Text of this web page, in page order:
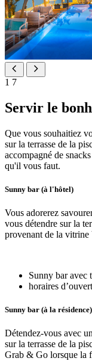
1 7
Servir le
Que vous souhaitiez
sur la terrasse de la
accompagné de
qu'il vous faut.
Sunny bar (à l'hôtel)
Vous adorerez
vous détendre sur la
provenant de la
Sunny bar avec
horaires
Sunny bar (à la résidence)
Détendez-vous avec
sur la terrasse de la
Grab & Go lorsque la